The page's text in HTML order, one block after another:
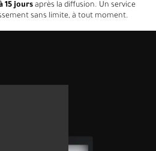
15 joursaprès la diffusion. Un service
sans limite, à tout moment.